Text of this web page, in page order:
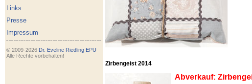
Links
Presse
Impressum
© 2009-2026 Dr. Eveline Riedling EPU
Alle Rechte vorbehalten!
Zirbengeist 2014
Abverkauf: